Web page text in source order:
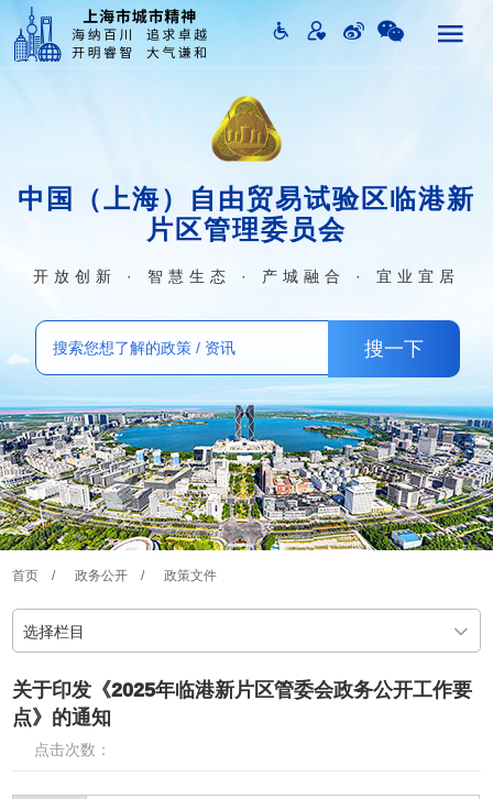
中国（上海）自由贸易试验区临港新
片区管理委员会
开放创新 · 智慧生态 · 产城融合 · 宜业宜居
首页 / 政务公开 / 政策文件
选择栏目
关于印发《2025年临港新片区管委会政务公开工作要
点》的通知
点击次数：